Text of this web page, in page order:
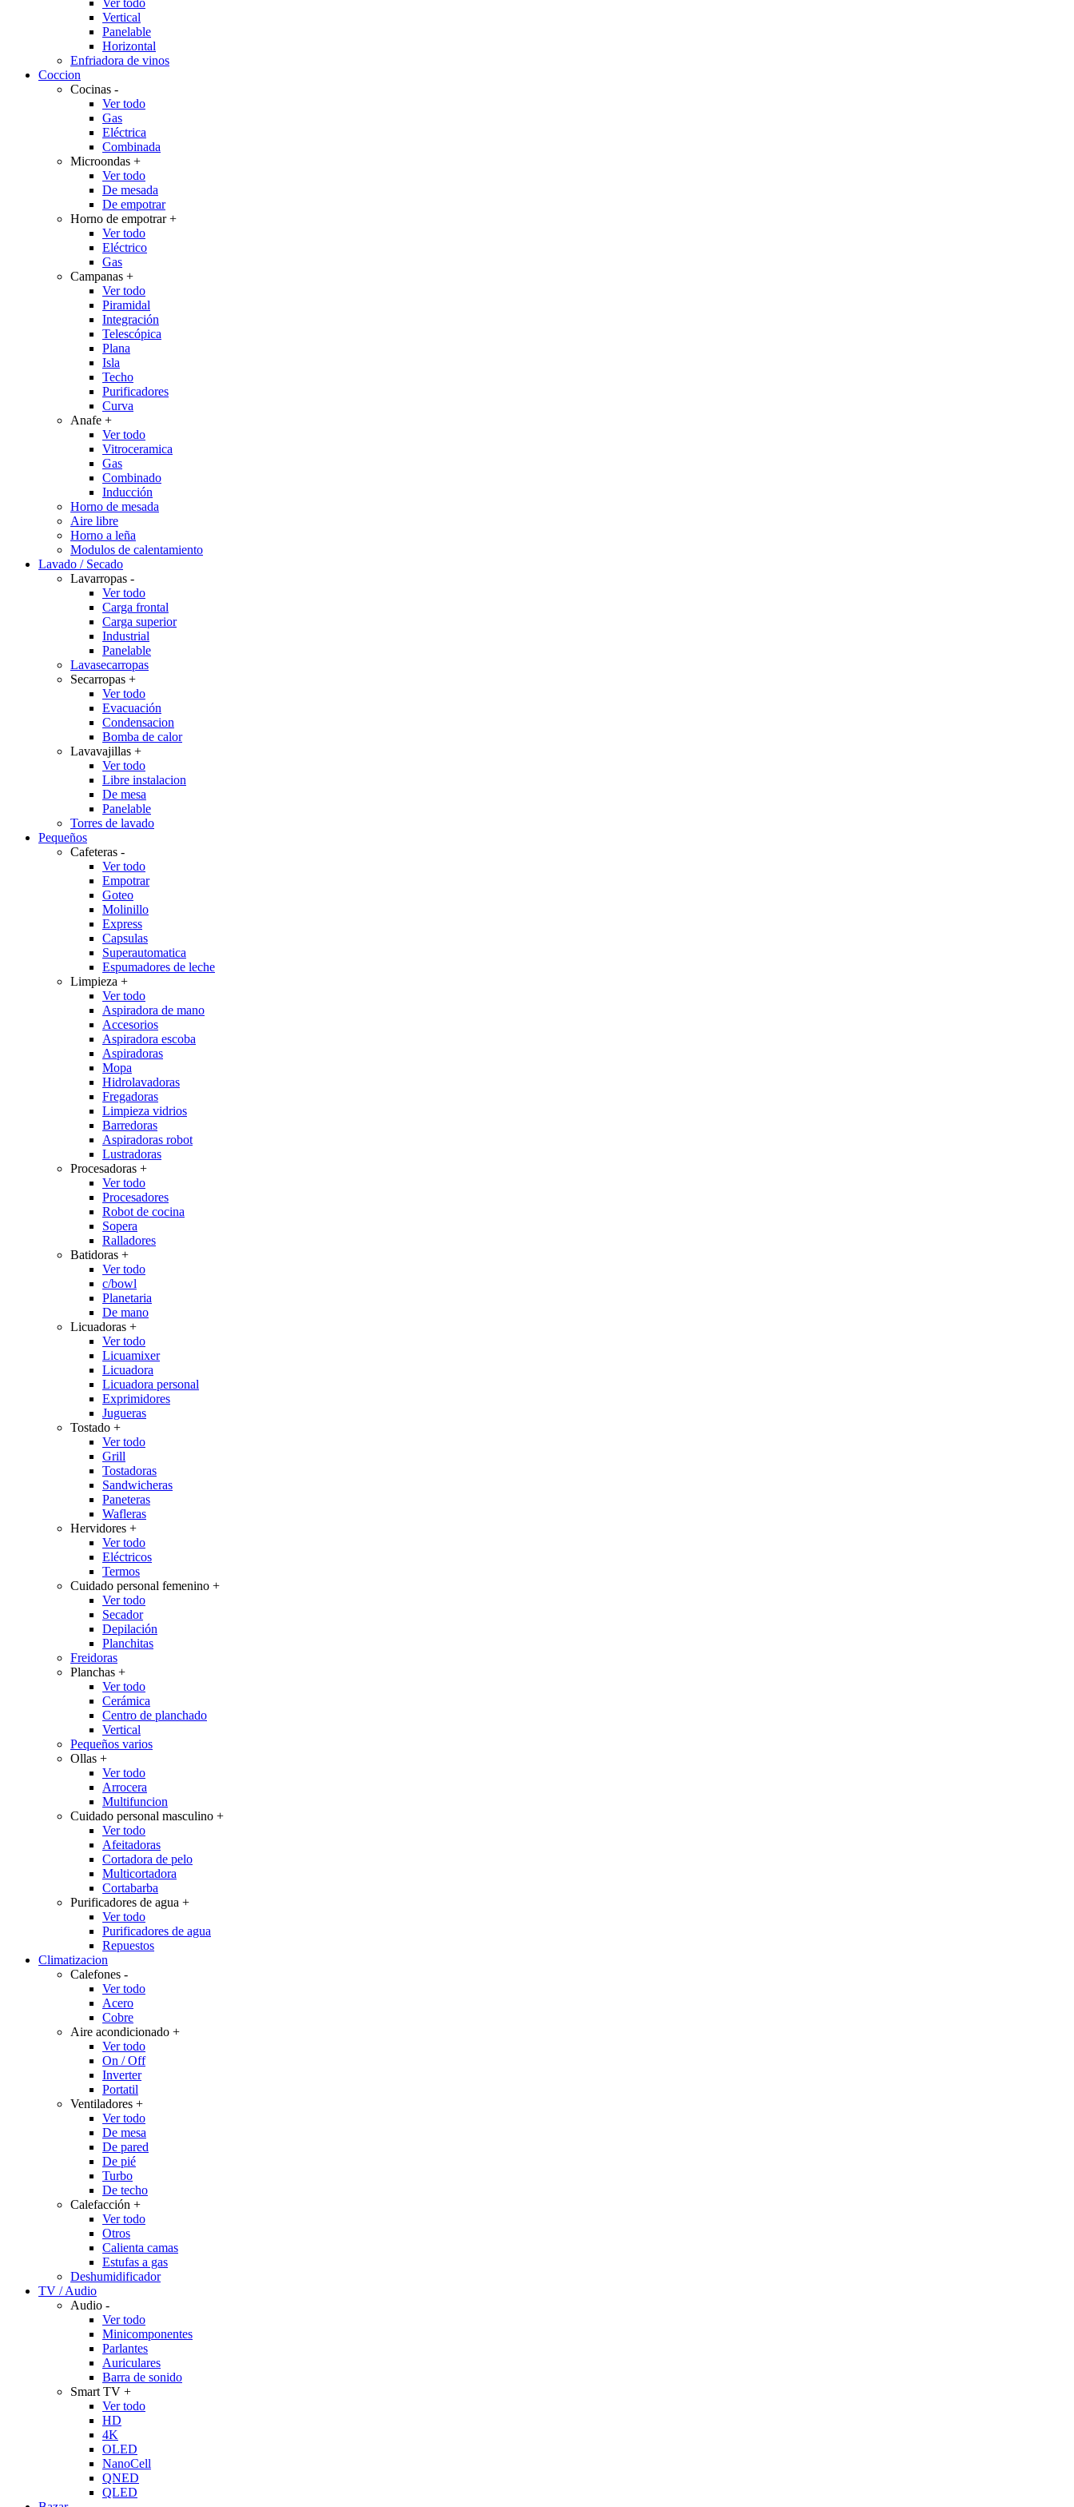
Ver todo
Vertical
Panelable
Horizontal
Enfriadora de vinos
Coccion
Cocinas -
Ver todo
Gas
Eléctrica
Combinada
Microondas +
Ver todo
De mesada
De empotrar
Horno de empotrar+
Ver todo
Eléctrico
Gas
Campanas +
Ver todo
Piramidal
Integración
Telescópica
Plana
Isla
Techo
Purificadores
Curva
Anafe +
Ver todo
Vitroceramica
Gas
Combinado
Inducción
Horno de mesada
Aire libre
Horno a leña
Modulos de calentamiento
Lavado / Secado
Lavarropas -
Ver todo
Carga frontal
Carga superior
Industrial
Panelable
Lavasecarropas
Secarropas +
Ver todo
Evacuación
Condensacion
Bomba de calor
Lavavajillas +
Ver todo
Libre instalacion
De mesa
Panelable
Torres de lavado
Pequeños
Cafeteras -
Ver todo
Empotrar
Goteo
Molinillo
Express
Capsulas
Superautomatica
Espumadores de leche
Limpieza +
Ver todo
Aspiradora de mano
Accesorios
Aspiradora escoba
Aspiradoras
Mopa
Hidrolavadoras
Fregadoras
Limpieza vidrios
Barredoras
Aspiradoras robot
Lustradoras
Procesadoras +
Ver todo
Procesadores
Robot de cocina
Sopera
Ralladores
Batidoras +
Ver todo
c/bowl
Planetaria
De mano
Licuadoras +
Ver todo
Licuamixer
Licuadora
Licuadora personal
Exprimidores
Jugueras
Tostado +
Ver todo
Grill
Tostadoras
Sandwicheras
Paneteras
Wafleras
Hervidores +
Ver todo
Eléctricos
Termos
Cuidado personal femenino +
Ver todo
Secador
Depilación
Planchitas
Freidoras
Planchas +
Ver todo
Cerámica
Centro de planchado
Vertical
Pequeños varios
Ollas +
Ver todo
Arrocera
Multifuncion
Cuidado personal masculino +
Ver todo
Afeitadoras
Cortadora de pelo
Multicortadora
Cortabarba
Purificadores de agua +
Ver todo
Purificadores de agua
Repuestos
Climatizacion
Calefones -
Ver todo
Acero
Cobre
Aire acondicionado +
Ver todo
On / Off
Inverter
Portatil
Ventiladores +
Ver todo
De mesa
De pared
De pié
Turbo
De techo
Calefacción +
Ver todo
Otros
Calienta camas
Estufas a gas
Deshumidificador
TV / Audio
Audio -
Ver todo
Minicomponentes
Parlantes
Auriculares
Barra de sonido
Smart TV +
Ver todo
HD
4K
OLED
NanoCell
QNED
QLED